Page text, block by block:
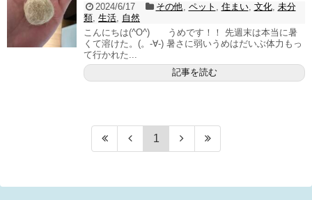
2024/6/17 その他 ペット 住まい, 文化, 未分
類 生活 自然
こんにちは(^O^) うめです！！ 先週末は本当に暑
くて溶けた。(。-∀-) 暑さに弱いうめはだいぶ体力もっ
て行かれた...
記事を読む
1